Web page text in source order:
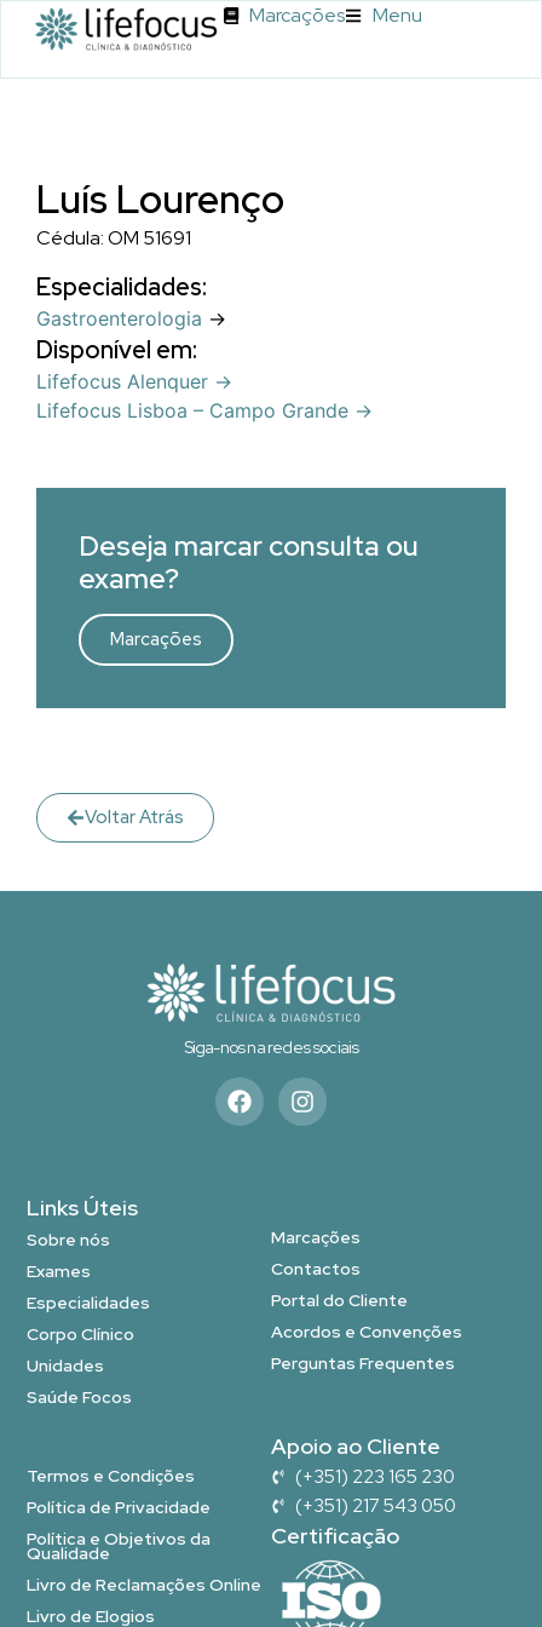
Marcações Menu
Luís Lourenço
Cédula: OM 51691
Especialidades:
Gastroenterologia →
Disponível em:
Lifefocus Alenquer →
Lifefocus Lisboa – Campo Grande →
Deseja marcar consulta ou
exame?
Marcações
Voltar Atrás
Siga-nos na redes sociais
Links Úteis
Sobre nós
Exames
Especialidades
Corpo Clínico
Unidades
Saúde Focos
Marcações
Contactos
Portal do Cliente
Acordos e Convenções
Perguntas Frequentes
Termos e Condições
Política de Privacidade
Política e Objetivos da
Qualidade
Livro de Reclamações Online
Livro de Elogios
Apoio ao Cliente
(+351) 223 165 230
(+351) 217 543 050
Certificação